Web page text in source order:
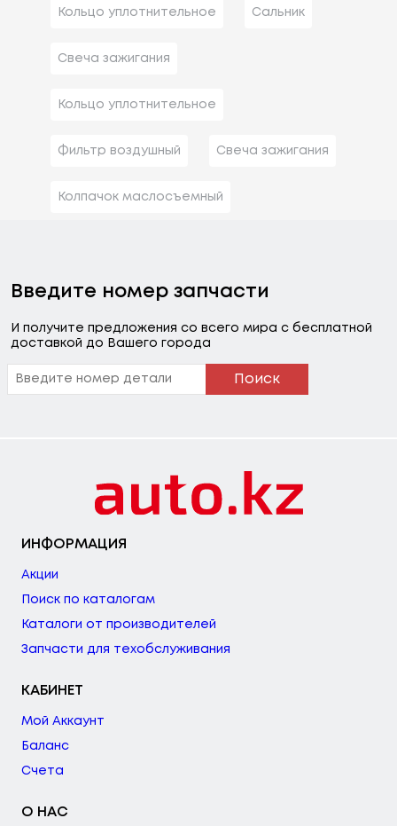
Кольцо уплотнительное Сальник
Свеча зажигания
Кольцо уплотнительное
Фильтр воздушный Свеча зажигания
Колпачок маслосъемный
Введите номер запчасти
И получите предложения со всего мира с бесплатной
доставкой до Вашего города
Поиск
ИНФОРМАЦИЯ
Акции
Поиск по каталогам
Каталоги от производителей
Запчасти для техобслуживания
КАБИНЕТ
Мой Аккаунт
Баланс
Счета
О НАС